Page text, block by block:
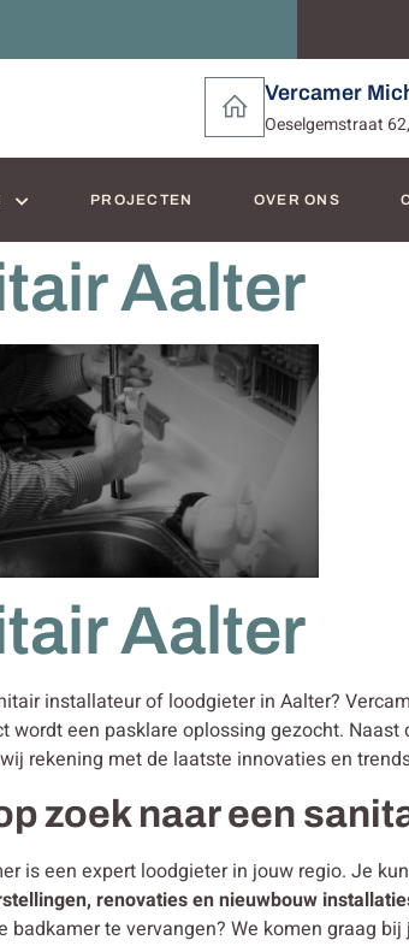
Vercamer
Oeselgemstraat
PROJECTEN OVER ONS
Aalter
Aalter
installateur of loodgieter in Aalter?
wordt een pasklare oplossing gezocht.
rekening met de laatste innovaties en
zoek naar een
is een expert loodgieter in jouw regio. Je
renovaties en nieuwbouw
badkamer te vervangen? We komen graag